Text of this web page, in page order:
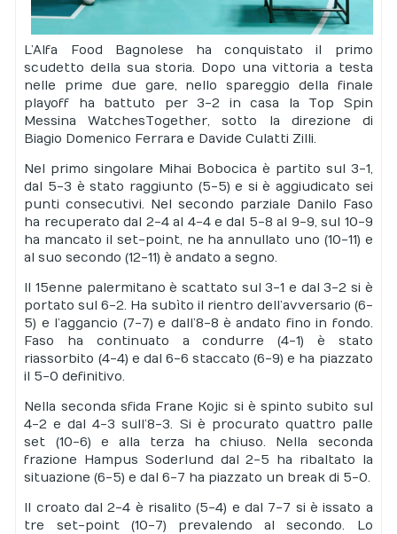
L’Alfa Food Bagnolese ha conquistato il primo
scudetto della sua storia. Dopo una vittoria a testa
nelle prime due gare, nello spareggio della finale
playoff ha battuto per 3-2 in casa la Top Spin
Messina WatchesTogether, sotto la direzione di
Biagio Domenico Ferrara e Davide Culatti Zilli.
Nel primo singolare Mihai Bobocica è partito sul 3-1,
dal 5-3 è stato raggiunto (5-5) e si è aggiudicato sei
punti consecutivi. Nel secondo parziale Danilo Faso
ha recuperato dal 2-4 al 4-4 e dal 5-8 al 9-9, sul 10-9
ha mancato il set-point, ne ha annullato uno (10-11) e
al suo secondo (12-11) è andato a segno.
Il 15enne palermitano è scattato sul 3-1 e dal 3-2 si è
portato sul 6-2. Ha subìto il rientro dell’avversario (6-
5) e l’aggancio (7-7) e dall’8-8 è andato fino in fondo.
Faso ha continuato a condurre (4-1) è stato
riassorbito (4-4) e dal 6-6 staccato (6-9) e ha piazzato
il 5-0 definitivo.
Nella seconda sfida Frane Kojic si è spinto subito sul
4-2 e dal 4-3 sull’8-3. Si è procurato quattro palle
set (10-6) e alla terza ha chiuso. Nella seconda
frazione Hampus Soderlund dal 2-5 ha ribaltato la
situazione (6-5) e dal 6-7 ha piazzato un break di 5-0.
Il croato dal 2-4 è risalito (5-4) e dal 7-7 si è issato a
tre set-point (10-7) prevalendo al secondo. Lo